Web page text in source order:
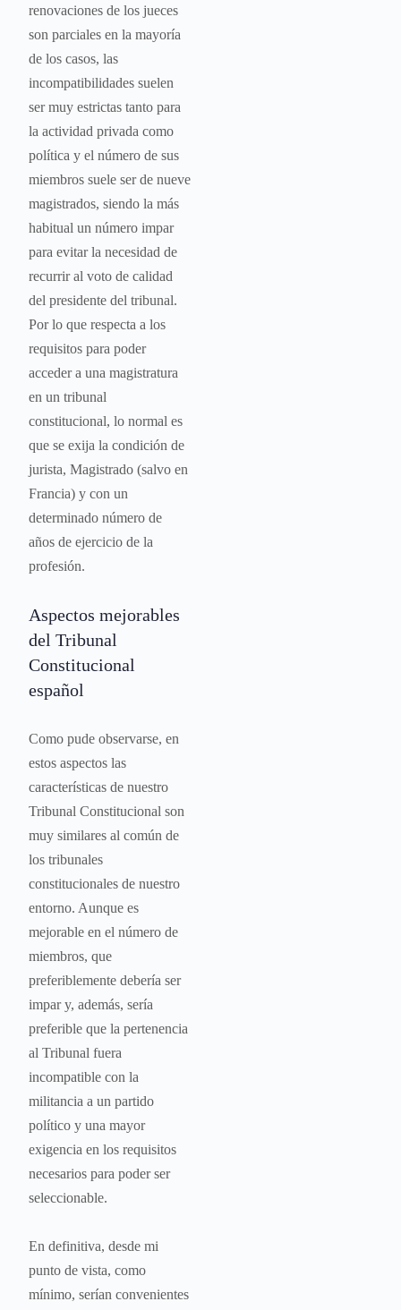
renovaciones de los jueces
son parciales en la mayoría
de los casos, las
incompatibilidades suelen
ser muy estrictas tanto para
la actividad privada como
política y el número de sus
miembros suele ser de nueve
magistrados, siendo la más
habitual un número impar
para evitar la necesidad de
recurrir al voto de calidad
del presidente del tribunal.
Por lo que respecta a los
requisitos para poder
acceder a una magistratura
en un tribunal
constitucional, lo normal es
que se exija la condición de
jurista, Magistrado (salvo en
Francia) y con un
determinado número de
años de ejercicio de la
profesión.
Aspectos mejorables
del Tribunal
Constitucional
español
Como pude observarse, en
estos aspectos las
características de nuestro
Tribunal Constitucional son
muy similares al común de
los tribunales
constitucionales de nuestro
entorno. Aunque es
mejorable en el número de
miembros, que
preferiblemente debería ser
impar y, además, sería
preferible que la pertenencia
al Tribunal fuera
incompatible con la
militancia a un partido
político y una mayor
exigencia en los requisitos
necesarios para poder ser
seleccionable.
En definitiva, desde mi
punto de vista, como
mínimo, serían convenientes